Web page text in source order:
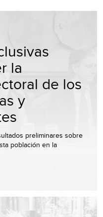
la
de los
y
preliminares sobre
población en la